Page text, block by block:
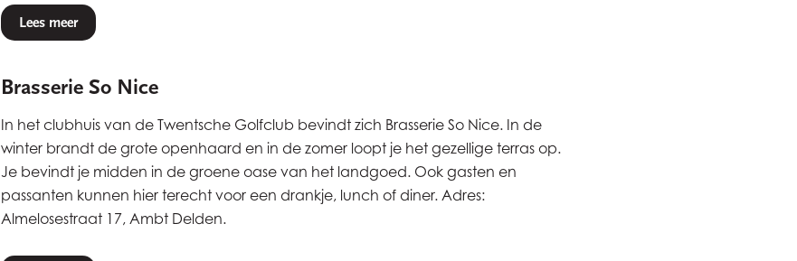
Lees meer
Brasserie So Nice
In het clubhuis van de Twentsche Golfclub bevindt zich Brasserie So Nice. In de
winter brandt de grote openhaard en in de zomer loopt je het gezellige terras op.
Je bevindt je midden in de groene oase van het landgoed. Ook gasten en
passanten kunnen hier terecht voor een drankje, lunch of diner. Adres:
Almelosestraat 17, Ambt Delden.